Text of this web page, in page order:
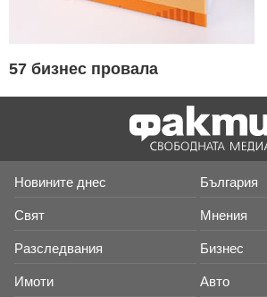
57 бизнес провала
Новините днес България
Свят Мнения
Разследвания Бизнес
Имоти Авто